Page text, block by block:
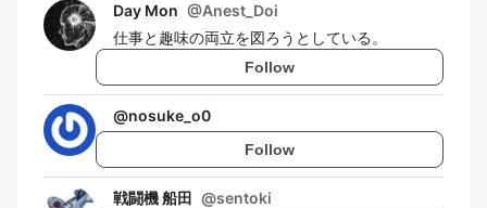
Day Mon @Anest_Doi
仕事と趣味の両立を図ろうとしている。
Follow
@nosuke_o0
Follow
戦闘機 船田 @sentoki